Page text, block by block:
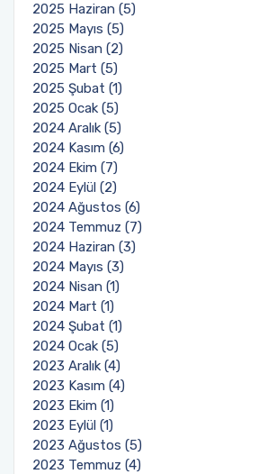
2025 Haziran (5)
2025 Mayıs (5)
2025 Nisan (2)
2025 Mart (5)
2025 Şubat (1)
2025 Ocak (5)
2024 Aralık (5)
2024 Kasım (6)
2024 Ekim (7)
2024 Eylül (2)
2024 Ağustos (6)
2024 Temmuz (7)
2024 Haziran (3)
2024 Mayıs (3)
2024 Nisan (1)
2024 Mart (1)
2024 Şubat (1)
2024 Ocak (5)
2023 Aralık (4)
2023 Kasım (4)
2023 Ekim (1)
2023 Eylül (1)
2023 Ağustos (5)
2023 Temmuz (4)